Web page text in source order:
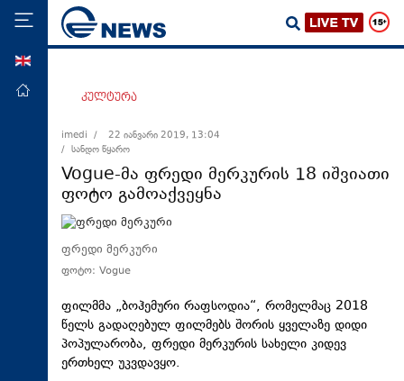
ეკონომიკა
მსოფლიო
სამართალი
თავდაცვა
რეგიონი
კულტურა
კულტურა
imedi /
22 იანვარი 2019, 13:04
/ სანდო წყარო
Vogue-მა ფრედი მერკურის 18 იშვიათი
ფოტო გამოაქვეყნა
ფრედი მერკური
ფოტო: Vogue
ფილმმა „ბოჰემური რაფსოდია“, რომელმაც 2018
წელს გადაღებულ ფილმებს შორის ყველაზე დიდი
პოპულარობა, ფრედი მერკურის სახელი კიდევ
ერთხელ უკვდავყო.